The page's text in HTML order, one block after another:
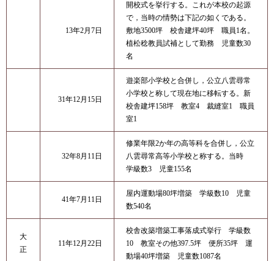
13年2月7日
開校式を挙行する。これが本校の起源
で，当時の情勢は下記の如くである。
敷地3500坪 校舎建坪40坪 職員1名。
植松稔教員試補として勤務 児童数30
名
31年12月15日
遊楽部小学校と合併し，公立八雲尋常
小学校と称して現在地に移転する。新
校舎建坪158坪 教室4 裁縫室1 職員
室1
32年8月11日
修業年限2か年の高等科を合併し，公立
八雲尋常高等小学校と称する。当時
学級数3 児童155名
41年7月11日
屋内運動場80坪増築 学級数10 児童
数540名
大
正
11年12月22日
校舎改築増築工事落成式挙行 学級数
10 教室その他397.5坪 便所35坪 運
動場40坪増築 児童数1087名